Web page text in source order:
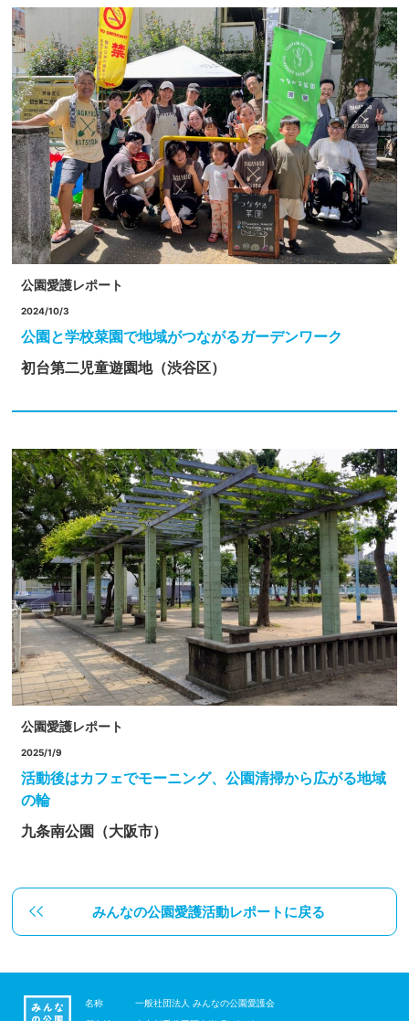
公園愛護レポート
2024/10/3
公園と学校菜園で地域がつながるガーデンワーク
初台第二児童遊園地（渋谷区）
公園愛護レポート
2025/1/9
活動後はカフェでモーニング、公園清掃から広がる地域
の輪
九条南公園（大阪市）
みんなの公園愛護活動レポートに戻る
名称
一般社団法人 みんなの公園愛護会